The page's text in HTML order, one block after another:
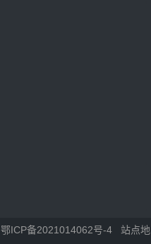
鄂ICP备2021014062号-4
站点地